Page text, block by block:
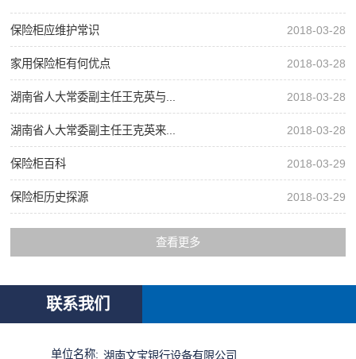
保险柜应维护常识 2018-03-28
家用保险柜有何优点 2018-03-28
湖南省人大常委副主任王克英与... 2018-03-28
湖南省人大常委副主任王克英来... 2018-03-28
保险柜百科 2018-03-29
保险柜历史探源 2018-03-29
查看更多
联系我们
单位名称: 湖南文宝银行设备有限公司